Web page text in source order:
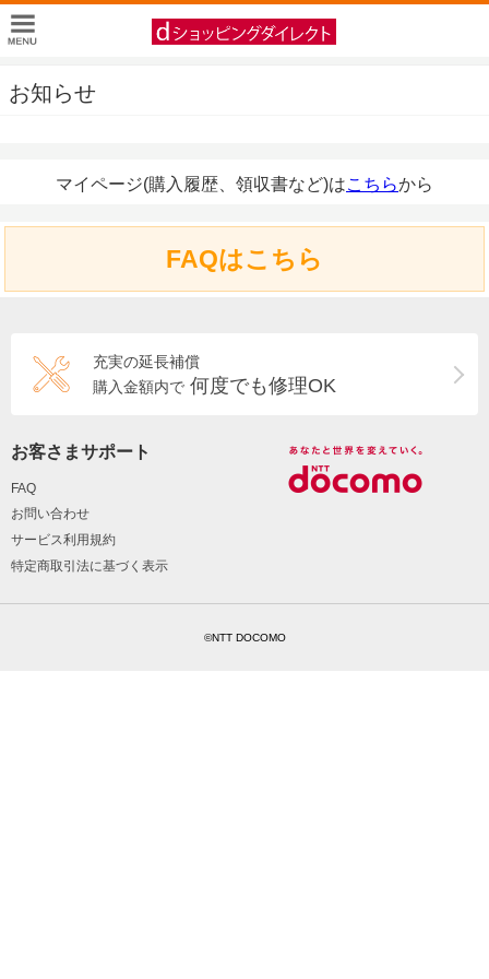
お知らせ
マイページ(購入履歴、領収書など)はこちらから
FAQはこちら
充実の延長補償
購入金額内で 何度でも修理OK
お客さまサポート
FAQ
お問い合わせ
サービス利用規約
特定商取引法に基づく表示
©NTT DOCOMO